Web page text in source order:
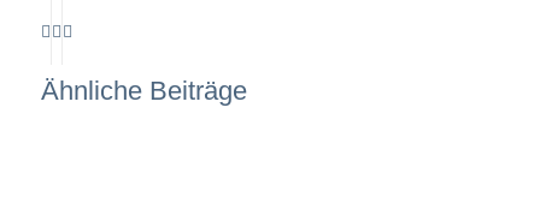
Ähnliche Beiträge